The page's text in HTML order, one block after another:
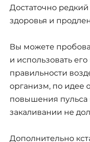
Достаточно
здоровья и
Вы можете
и использовать
правильности
организм, по идее
повышения
закаливании не
Дополнительно